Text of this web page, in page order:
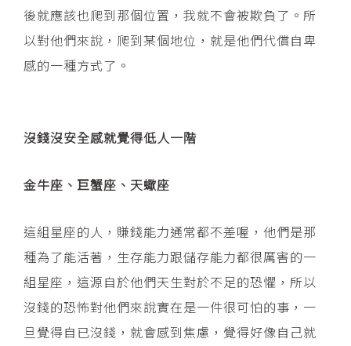
後就應該也爬到那個位置，我就不會被欺負了。所
以對他們來說，爬到某個地位，就是他們代償自卑
感的一種方式了。
沒錢沒安全感就覺得低人一階
金牛座、巨蟹座、天蠍座
這組星座的人，賺錢能力通常都不差喔，他們是那
種為了能活著，生存能力跟儲存能力都很厲害的一
組星座，這源自於他們天生對於不足的恐懼，所以
沒錢的恐怖對他們來說實在是一件很可怕的事，一
旦覺得自已沒錢，就會感到焦慮，覺得好像自己就